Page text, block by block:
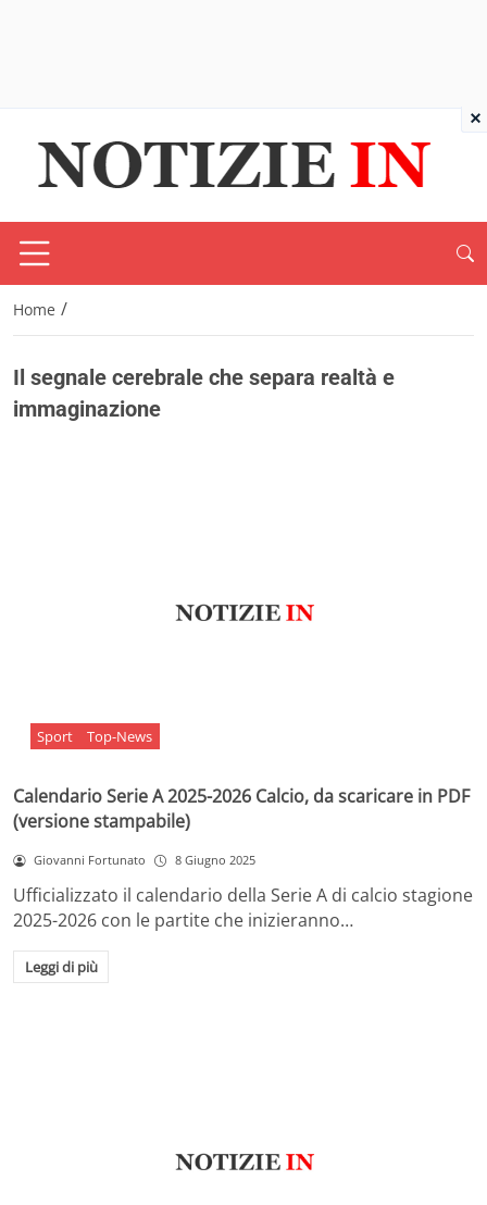
Home /
Il segnale cerebrale che separa realtà e
immaginazione
Sport Top-News
Calendario Serie A 2025-2026 Calcio, da scaricare in PDF
(versione stampabile)
Giovanni Fortunato 8 Giugno 2025
Ufficializzato il calendario della Serie A di calcio stagione
2025-2026 con le partite che inizieranno…
Leggi di più
×